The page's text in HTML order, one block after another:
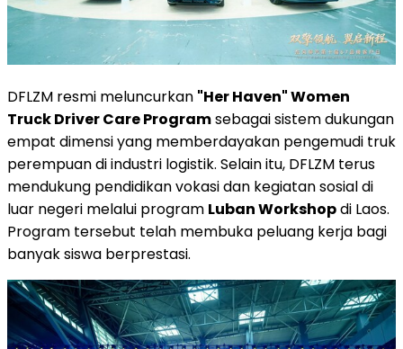
DFLZM resmi meluncurkan "Her Haven" Women
Truck Driver Care Programsebagai sistem dukungan
empat dimensi yang memberdayakan pengemudi truk
perempuan di industri logistik. Selain itu, DFLZM terus
mendukung pendidikan vokasi dan kegiatan sosial di
luar negeri melalui program Luban Workshopdi Laos.
Program tersebut telah membuka peluang kerja bagi
banyak siswa berprestasi.